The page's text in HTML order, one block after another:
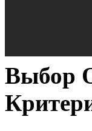
Выбор